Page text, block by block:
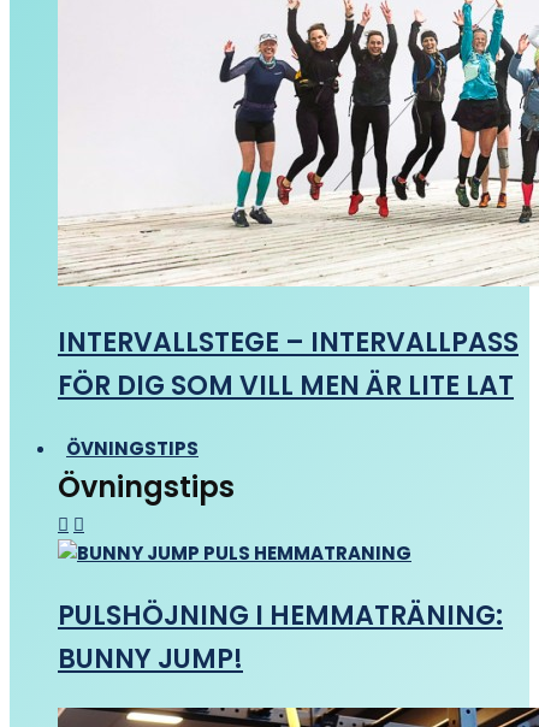
INTERVALLSTEGE – INTERVALLPASS
FÖR DIG SOM VILL MEN ÄR LITE LAT
ÖVNINGSTIPS
Övningstips
PULSHÖJNING I HEMMATRÄNING:
BUNNY JUMP!